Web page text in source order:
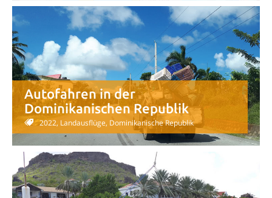
Autofahren in der
Dominikanischen Republik
2022, Landausflüge, Dominikanische Republik